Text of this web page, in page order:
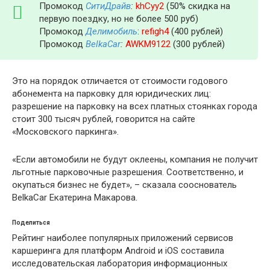
Промокод СитиДрайв: khCyy2 (50% скидка на
первую поездку, но не более 500 руб)
ПромокодДелимобиль: refigh4(400 рублей)
Промокод BelkaCar: AWKM9122 (300 рублей)
Это на порядок отличается от стоимости годового
абонемента на парковку для юридических лиц:
разрешение на парковку на всех платных стоянках города
стоит 300 тысяч рублей, говорится на сайте
«Московского паркинга».
«Если автомобили не будут оклеены, компания не получит
льготные парковочные разрешения. Соответственно, и
окупаться бизнес не будет», – сказала сооснователь
BelkaCar Екатерина Макарова.
Поделиться
Рейтинг наиболее популярных приложений сервисов
каршеринга для платформ Android и iOS составила
исследовательская лаборатория информационных